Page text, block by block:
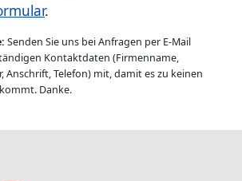
.
Senden Sie uns bei Anfragen per E-Mail
Kontaktdaten (Firmenname,
Anschrift, Telefon) mit, damit es zu keinen
Danke.